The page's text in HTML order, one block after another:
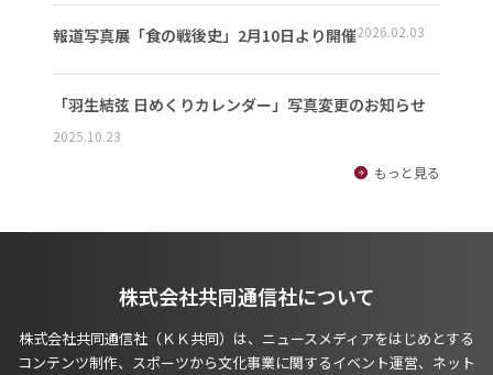
報道写真展「食の戦後史」2月10日より開催2026.02.03
「羽生結弦 日めくりカレンダー」写真変更のお知らせ
2025.10.23
もっと見る
株式会社共同通信社について
株式会社共同通信社（ＫＫ共同）は、ニュースメディアをはじめとする
コンテンツ制作、スポーツから文化事業に関するイベント運営、ネット